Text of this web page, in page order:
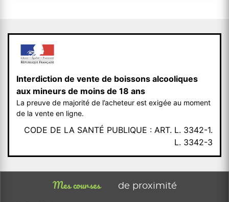
Interdiction de vente de boissons alcooliques
aux mineurs de moins de 18 ans
La preuve de majorité de l’acheteur est exigée au moment
de la vente en ligne.
CODE DE LA SANTÉ PUBLIQUE : ART. L. 3342-1.
L. 3342-3
Mes courses de proximité